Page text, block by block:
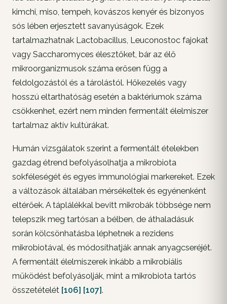
kimchi, miso, tempeh, kovászos kenyér és bizonyos
sós lében erjesztett savanyúságok. Ezek
tartalmazhatnak Lactobacillus, Leuconostoc fajokat
vagy Saccharomyces élesztőket, bár az élő
mikroorganizmusok száma erősen függ a
feldolgozástól és a tárolástól. Hőkezelés vagy
hosszú eltarthatóság esetén a baktériumok száma
csökkenhet, ezért nem minden fermentált élelmiszer
tartalmaz aktív kultúrákat.
Humán vizsgálatok szerint a fermentált ételekben
gazdag étrend befolyásolhatja a mikrobiota
sokféleségét és egyes immunológiai markereket. Ezek
a változások általában mérsékeltek és egyénenként
eltérőek. A táplálékkal bevitt mikrobák többsége nem
telepszik meg tartósan a bélben, de áthaladásuk
során kölcsönhatásba léphetnek a rezidens
mikrobiotával, és módosíthatják annak anyagcseréjét.
A fermentált élelmiszerek inkább a mikrobiális
működést befolyásolják, mint a mikrobiota tartós
összetételét [106] [107].